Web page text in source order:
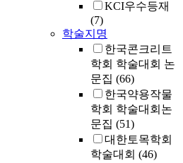
KCI우수등재
(7)
학술지명
한국콘크리트
학회 학술대회 논
문집 (66)
한국약용작물
학회 학술대회논
문집 (51)
대한토목학회
학술대회 (46)